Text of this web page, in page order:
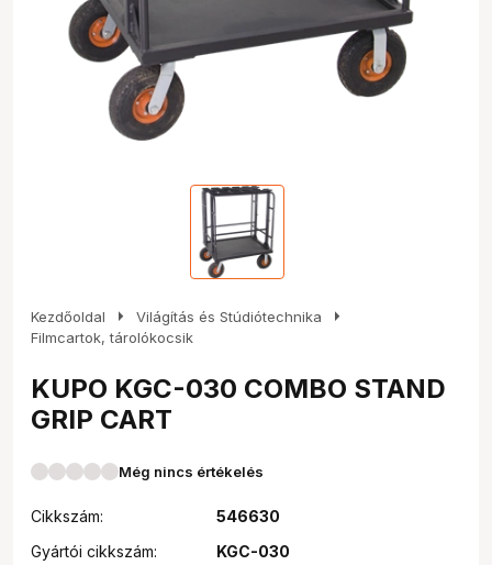
Kezdőoldal arrow_right Világítás és Stúdiótechnika arrow_right
Filmcartok, tárolókocsik
KUPO KGC-030 COMBO STAND
GRIP CART
Még nincs értékelés
Cikkszám:
546630
Gyártói cikkszám:
KGC-030